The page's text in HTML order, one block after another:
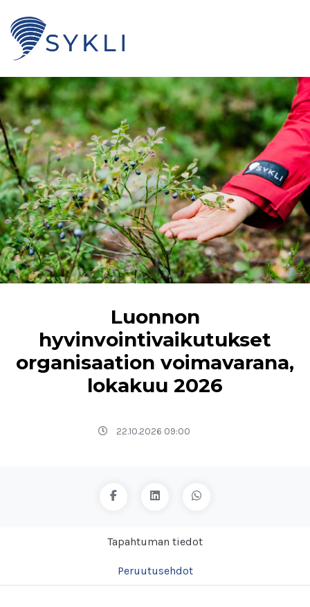
Luonnon
hyvinvointivaikutukset
organisaation voimavarana,
lokakuu 2026
22.10.2026 09:00
Tapahtuman tiedot
Peruutusehdot